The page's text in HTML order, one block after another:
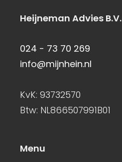
Heijneman Advies B.V.
024 - 73 70 269
info@mijnhein.nl
KvK: 93732570
Btw: NL866507991B01
Menu